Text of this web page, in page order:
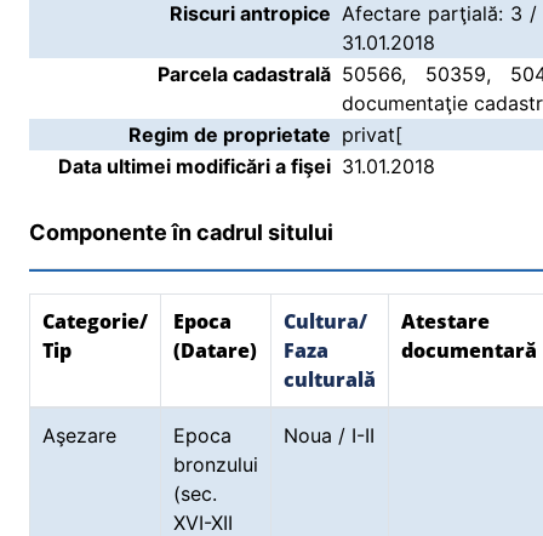
Riscuri antropice Afectare parţială: 3 /
31.01.2018
Parcela cadastrală 50566, 50359,
documentaţie
Regim de proprietate privat[
Data ultimei modificări a fişei 31.01.2018
Componente în cadrul sitului
Categorie/
Tip
Epoca
(Datare)
Cultura/
Faza
culturală
Atestare
documentară
Aşezare
Epoca
bronzului
(sec.
XVI-XII
Noua / I-II